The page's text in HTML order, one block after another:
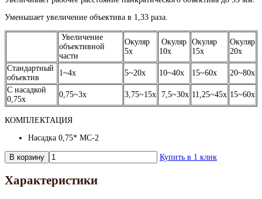
Уменьшает увеличение объектива в 1,33 раза.
Увеличение
объективной
части
Окуляр
5х
Окуляр
10х
Окуляр
15х
Окуляр
20х
Стандартный
объектив
1~4х 5~20х 10~40х 15~60х
20~80х
С насадкой
0,75х
0,75~3х 3,75~15х 7,5~30х 11,25~45х 15~60х
КОМПЛЕКТАЦИЯ
Насадка 0,75* МС-2
В корзину Купить в 1 клик
Характеристики